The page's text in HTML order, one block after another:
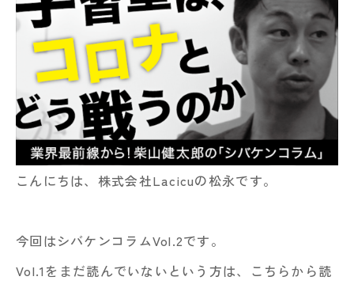
こんにちは、株式会社Lacicuの松永です。
今回はシバケンコラムVol.2です。
Vol.1をまだ読んでいないという方は、こちらから読